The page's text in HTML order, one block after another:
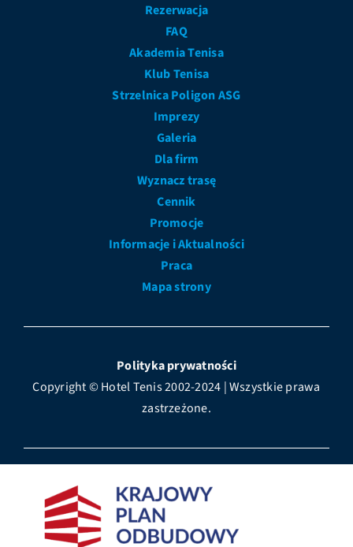
Rezerwacja
FAQ
Akademia Tenisa
Klub Tenisa
Strzelnica Poligon ASG
Imprezy
Galeria
Dla firm
Wyznacz trasę
Cennik
Promocje
Informacje i Aktualności
Praca
Mapa strony
Polityka prywatności
Copyright © Hotel Tenis 2002-2024 | Wszystkie prawa
zastrzeżone.